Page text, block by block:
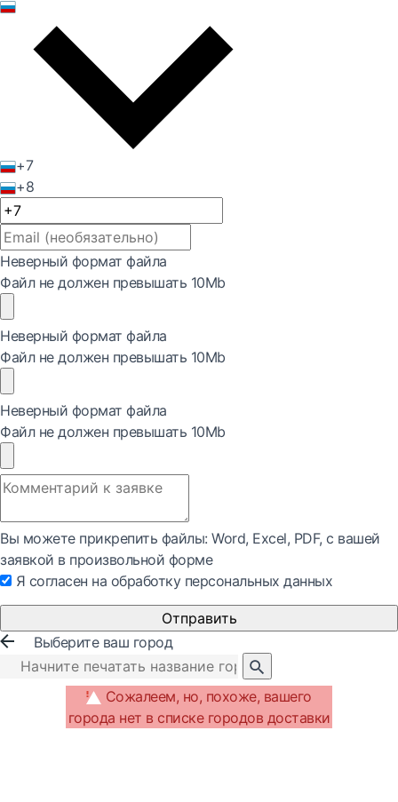
+7
+8
Неверный формат файла
Файл не должен превышать 10Mb
Неверный формат файла
Файл не должен превышать 10Mb
Неверный формат файла
Файл не должен превышать 10Mb
Вы можете прикрепить файлы: Word, Exсel, PDF, с вашей
заявкой в произвольной форме
Я согласен на обработку персональных данных
Отправить
Выберите ваш город
Сожалеем, но, похоже, вашего
города нет в списке городов доставки